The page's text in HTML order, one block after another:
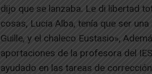
dijo que se lanzaba. Le di libertad
cosas, Lucia Alba, tenía que ser
Guille, y el chaleco Eustasio»,
aportaciones de la profesora del
ayudado en las tareas de